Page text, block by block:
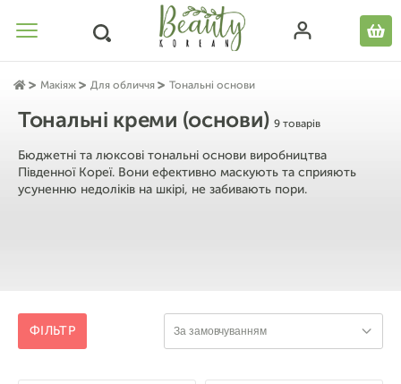
Макіяж Для обличчя Тональні основи
Тональні креми (основи) 9 товарів
Бюджетні та люксові тональні основи виробництва
Південної Кореї. Вони ефективно маскують та сприяють
усуненню недоліків на шкірі, не забивають пори.
ФІЛЬТР За замовчуванням